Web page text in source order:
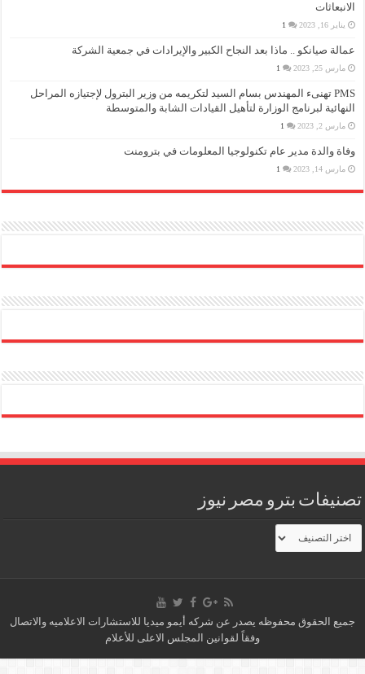
الانبعاثات
يناير 16, 2023 1
عمالة صيانكو .. ماذا بعد النجاح الكبير والإيرادات في جمعية الشركة
مارس 25, 2023 1
PMS تهنىء المهندس بسام السيد لتكريمه من وزير البترول لإجتيازه المراحل
النهائية لبرنامج الوزارة لتأهيل القيادات الشابة والمتوسطة
مارس 2, 2023 1
وفاة والدة مدير عام تكنولوجيا المعلومات في بترومنت
مارس 14, 2023 1
تصنيفات بترو مصر نيوز
تصنيفات
بترو
مصر
جميع الحقوق محفوظه يصدر عن شركه أيمو ميديا للاستشارات الاعلاميه والاتصال
وفقاً لقوانين المجلس الاعلى للأعلام